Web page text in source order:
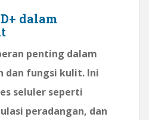
dalam
penting dalam
dan fungsi kulit. Ini
seluler seperti
peradangan, dan